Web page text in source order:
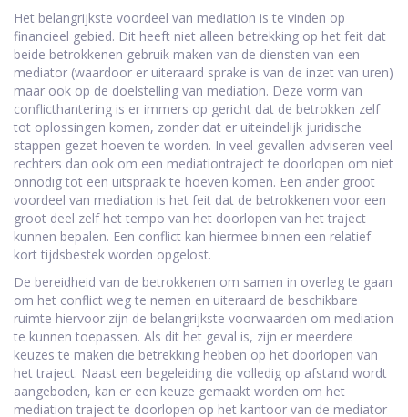
Het belangrijkste voordeel van mediation is te vinden op
financieel gebied. Dit heeft niet alleen betrekking op het feit dat
beide betrokkenen gebruik maken van de diensten van een
mediator (waardoor er uiteraard sprake is van de inzet van uren)
maar ook op de doelstelling van mediation. Deze vorm van
conflicthantering is er immers op gericht dat de betrokken zelf
tot oplossingen komen, zonder dat er uiteindelijk juridische
stappen gezet hoeven te worden. In veel gevallen adviseren veel
rechters dan ook om een mediationtraject te doorlopen om niet
onnodig tot een uitspraak te hoeven komen. Een ander groot
voordeel van mediation is het feit dat de betrokkenen voor een
groot deel zelf het tempo van het doorlopen van het traject
kunnen bepalen. Een conflict kan hiermee binnen een relatief
kort tijdsbestek worden opgelost.
De bereidheid van de betrokkenen om samen in overleg te gaan
om het conflict weg te nemen en uiteraard de beschikbare
ruimte hiervoor zijn de belangrijkste voorwaarden om mediation
te kunnen toepassen. Als dit het geval is, zijn er meerdere
keuzes te maken die betrekking hebben op het doorlopen van
het traject. Naast een begeleiding die volledig op afstand wordt
aangeboden, kan er een keuze gemaakt worden om het
mediation traject te doorlopen op het kantoor van de mediator